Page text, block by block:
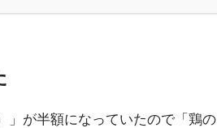
」が半額になっていたので「鶏の